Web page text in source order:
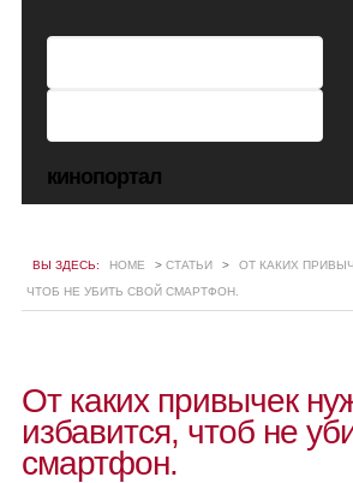
кинопортал
ВЫ ЗДЕСЬ: HOME > СТАТЬИ >
ОТ КАКИХ
ЧТОБ НЕ УБИТЬ СВОЙ СМАРТФОН.
От каких привычек
избавится, чтоб не
смартфон.